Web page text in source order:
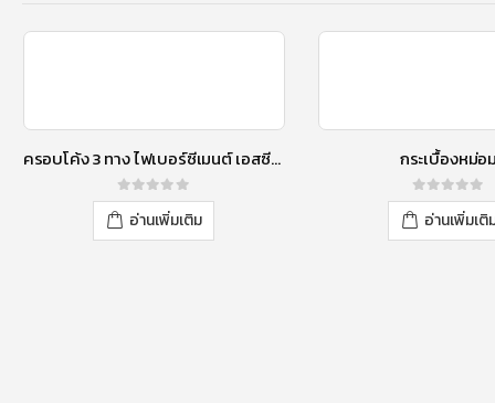
ครอบโค้ง 3 ทาง ไฟเบอร์ซีเมนต์ เอสซีจี รุ่นลอนคู่ สีแดงประกายมุก
0out of 5
อ่านเพิ่มเติม
กระเบื้องหม่อม
0out of 5
อ่านเพิ่มเติ